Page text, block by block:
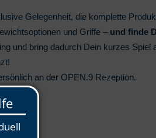
Gelegenheit, die komplette
und Griffe – und finde
und bring dadurch Dein kurzes Spiel
an der OPEN.9 Rezeption.